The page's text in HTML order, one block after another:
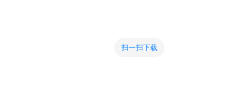
扫一扫下载